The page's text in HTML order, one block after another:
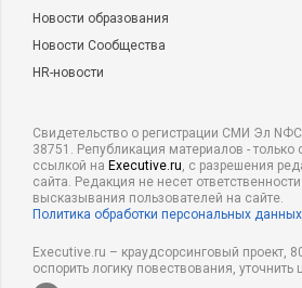
Новости образования
Новости Сообщества
HR-новости
Свидетельство о регистрации СМИ Эл
38751. Републикация материалов - только
ссылкой на Executive.ru, с разрешения
сайта. Редакция не несет ответственности
высказывания пользователей на сайте.
Политика обработки персональных данных
Executive.ru – краудсорсинговый проект,
оспорить логику повествования,